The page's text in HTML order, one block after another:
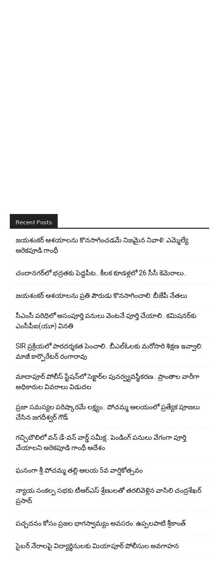
Recent Posts
జయశంకర్ ఆశయాలను కొనసాగించడమే నిజమైన నివాళి: ఎమ్మెల్యే
ఆరెక‌పూడి గాంధీ
చందానగర్‌లో భద్రతకు పెద్దపీట.. కీలక కూడళ్లలో 26 సీసీ కెమెరాలు..
జయశంకర్ ఆశయాలను ప్రతి పౌరుడు కొనసాగించాలి: బీజేపీ నేతలు
సీఎంసీ పరిధిలో అసంపూర్తి పనులు వెంటనే పూర్తి చేయాలి.. కమిషనర్‌కు
ఎంసీపీఐ(యూ) వినతి
SIR ప్రక్రియలో పారదర్శకత పెంచాలి.. బీఎల్ఓలకు మరోసారి శిక్షణ ఇవ్వాలి:
మాజీ కార్పొరేటర్ రంగారావు
మాదాపూర్ పోలీస్‌ స్టేషన్‌లో సెక్టార్‌ల పునర్వ్యవస్థీకరణ.. ప్రాంతాల వారీగా
అధికారుల వివరాలు విడుదల
ప్రజా సమస్యల పరిష్కారమే లక్ష్యం.. పోచమ్మ ఆలయంలో ప్రత్యేక పూజలు
చేసిన జగదీశ్వర్ గౌడ్
గచ్చిబౌలిలో వన్ డే-వన్ వార్డ్ సమీక్ష.. పెండింగ్ పనులు వేగంగా పూర్తి
చేయాలని ఆరెకపూడి గాంధీ ఆదేశం
ఘ‌నంగా శ్రీ పోచమ్మ త‌ల్లి ఆలయ 5వ వార్షికోత్సవం
న్యాయ సంక‌ల్ప స‌భ‌కు టీఆర్ఎస్ శ్రేణుల‌తో త‌ర‌లివెళ్లిన వాసిలి చంద్ర‌శేఖ‌ర్
ప్ర‌సాద్
పచ్చదనం కోసం ప్రజల భాగస్వామ్యం అవసరం: ఉప్పలపాటి శ్రీకాంత్
సైబర్ నేరాలపై విద్యార్థినులకు మియాపూర్ పోలీసుల అవగాహన